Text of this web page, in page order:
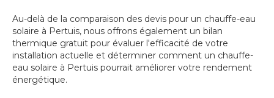
Au-delà de la comparaison des devis pour un chauffe-eau
solaire à Pertuis, nous offrons également un bilan
thermique gratuit pour évaluer l'efficacité de votre
installation actuelle et déterminer comment un chauffe-
eau solaire à Pertuis pourrait améliorer votre rendement
énergétique.